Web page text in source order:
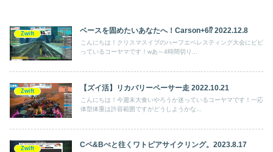
Zwift ベースを固めたいあなたへ！Carson+6⁉ 2022.12.8
こんにちは！クリスマスイブのハーフエベレスティング大会にビビ
っているコーヤマです！wあ～4時間切り...
Zwift 【ズイ活】リカバリーペーサー走 2022.10.21
こんにちは！今週末大食いやろうか迷っているコーヤマです！一応
体型体重は許容範囲ですがどうしようかな...
Zwift Cペ&Bぺと往くワトピアサイクリング。2023.8.17